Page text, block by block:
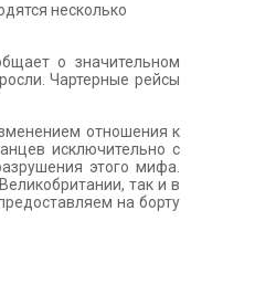
несколько
о значительном
Чартерные рейсы
отношения к
исключительно с
этого мифа.
так и в
на борту